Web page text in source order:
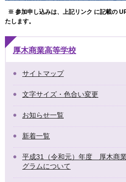
※ 参加申し込みは、上記リンク に記載の
たします。
厚木商業高等学校
サイトマップ
文字サイズ・色合い変更
お知らせ一覧
新着一覧
平成31（令和元）年度 厚木商
グラムについて